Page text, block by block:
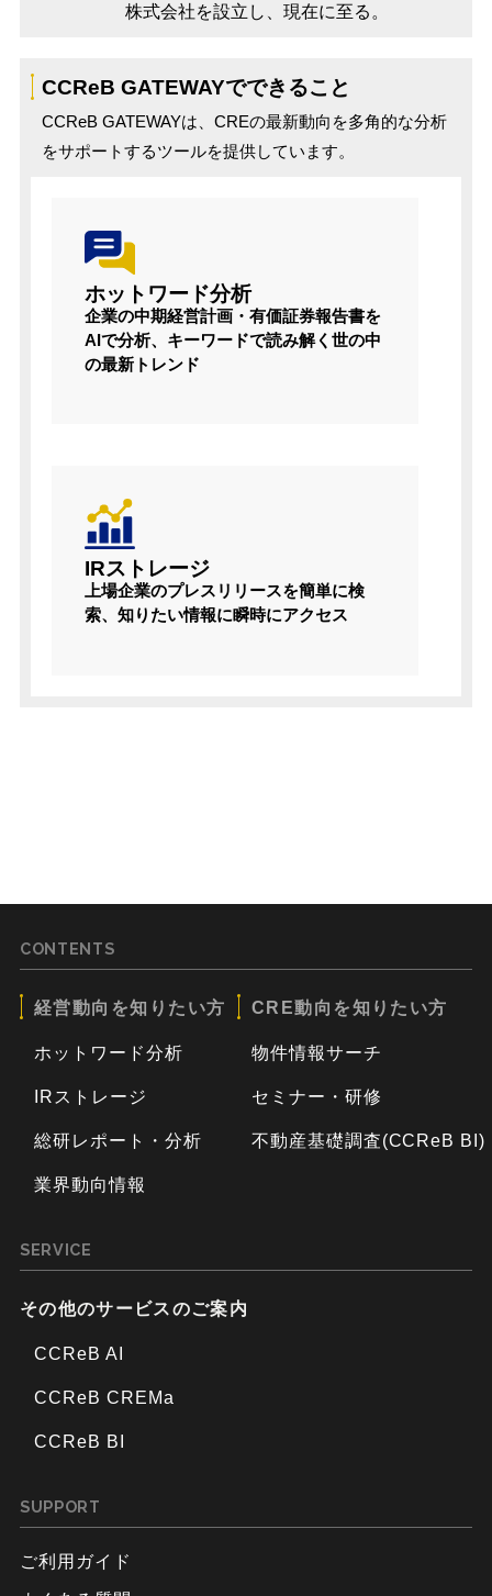
株式会社を設立し、現在に至る。
CCReB GATEWAYでできること
CCReB GATEWAYは、CREの最新動向を多角的な分析
をサポートするツールを提供しています。
ホットワード分析
企業の中期経営計画・有価証券報告書を
AIで分析、キーワードで読み解く世の中
の最新トレンド
IRストレージ
上場企業のプレスリリースを簡単に検
索、知りたい情報に瞬時にアクセス
CONTENTS
経営動向を知りたい方
ホットワード分析
IRストレージ
総研レポート・分析
業界動向情報
CRE動向を知りたい方
物件情報サーチ
セミナー・研修
不動産基礎調査(CCReB BI)
SERVICE
その他のサービスのご案内
CCReB AI
CCReB CREMa
CCReB BI
SUPPORT
ご利用ガイド